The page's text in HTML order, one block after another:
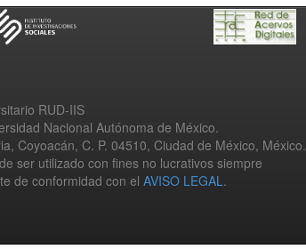
RUD-IIS
Nacional Autónoma de México.
Coyoacán, C. P. 04510, Ciudad de México, México.
ser utilizado con fines no lucrativos siempre
de conformidad con el AVISO LEGAL.